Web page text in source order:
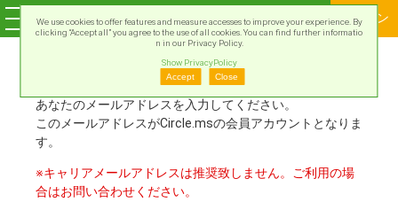
ログイン
あなたのメールアドレスを入力してください。
このメールアドレスがCircle.msの会員アカウントとなりま
す。
※キャリアメールアドレスは推奨致しません。ご利用の場
合はお問い合わせください。
We use cookies to offer features and measure accesses to improve your experience. By
clicking “Accept all” you agree to the use of all cookies. You can find further informatio
n in our Privacy Policy.
Show PrivacyPolicy
Accept
Close